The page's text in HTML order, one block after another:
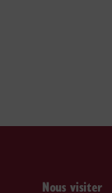
Nous visiter